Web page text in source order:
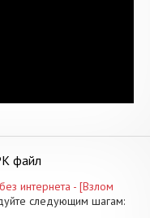
файл
интернета - [Взлом
следующим шагам: